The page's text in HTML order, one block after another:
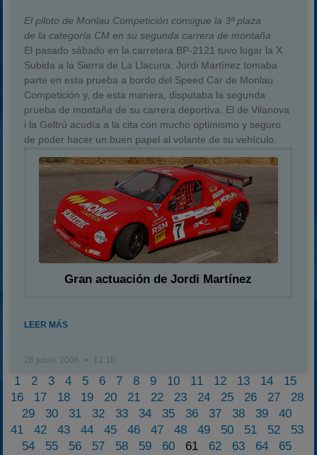
El piloto de Monlau Competición consigue la 3ª plaza
de la categoría CM en su segunda carrera de montaña
El pasado sábado en la carretera BP-2121 tuvo lugar la X
Subida a la Sierra de La Llacuna. Jordi Martínez tomaba
parte en esta prueba a bordo del Speed Car de Monlau
Competición y, de esta manera, disputaba la segunda
prueba de montaña de su carrera deportiva. El de Vilanova
i la Geltrú acudía a la cita con mucho optimismo y seguro
de poder hacer un buen papel al volante de su vehículo.
Gran actuación de Jordi Martínez
LEER MÁS
26 junio, 2006 12:10
1 2 3 4 5 6 7 8 9 10 11 12 13 14
15
16
17 18 19 20 21 22 23 24 25 26 27
28
29
30 31 32 33 34 35 36 37 38 39
40
41
42 43 44 45 46 47 48 49 50 51 52
53
54
55 56 57 58 59 60 61 62 63 64
65